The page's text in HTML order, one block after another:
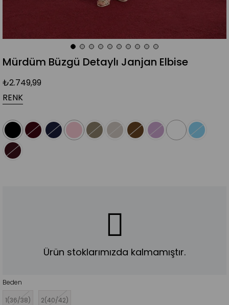
Mürdüm Büzgü Detaylı Janjan Elbise
₺2.749,99
RENK
Ürün stoklarımızda kalmamıştır.
Beden
1(36/38) 2(40/42)